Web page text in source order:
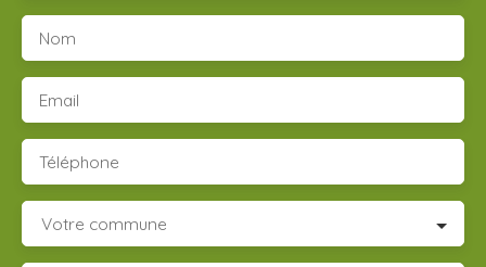
Nom
Email
Téléphone
Votre commune